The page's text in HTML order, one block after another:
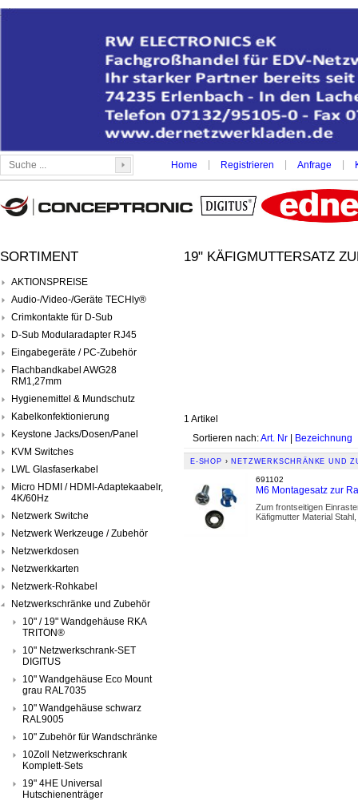
Home Registrieren Anfrage
SORTIMENT
AKTIONSPREISE
Audio-/Video-/Geräte TECHly®
Crimkontakte für D-Sub
D-Sub Modularadapter RJ45
Eingabegeräte / PC-Zubehör
Flachbandkabel AWG28
RM1,27mm
Hygienemittel & Mundschutz
Kabelkonfektionierung
Keystone Jacks/Dosen/Panel
KVM Switches
LWL Glasfaserkabel
Micro HDMI / HDMI-Adaptekaabelr,
4K/60Hz
Netzwerk Switche
Netzwerk Werkzeuge / Zubehör
Netzwerkdosen
Netzwerkkarten
Netzwerk-Rohkabel
Netzwerkschränke und Zubehör
10" / 19" Wandgehäuse RKA
TRITON®
10" Netzwerkschrank-SET
DIGITUS
10" Wandgehäuse Eco Mount
grau RAL7035
10" Wandgehäuse schwarz
RAL9005
10" Zubehör für Wandschränke
10Zoll Netzwerkschrank
Komplett-Sets
19" 4HE Universal
Hutschienenträger
19" KÄFIGMUTTERSATZ
1 Artikel
Sortieren nach:Art. Nr | Bezeichnung
E-SHOP › NETZWERKSCHRÄNKE UND
691102
M6 Montagesatz zur
Zum frontseitigen
Käfigmutter Material